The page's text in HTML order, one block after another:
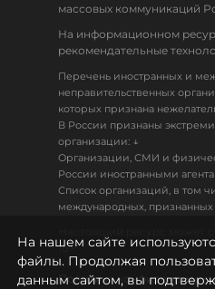
массовых коммуникаций
На информационном
рекомендательные
Перечень иностранных и
неправительственных
которых признана
В России признаны
организации: ↓
Организации, СМИ и
России иностранными
Список организаций, в том
международных,
18+
Политика
На нашем сайте
файлы. Продолжая
данным сайтом, вы